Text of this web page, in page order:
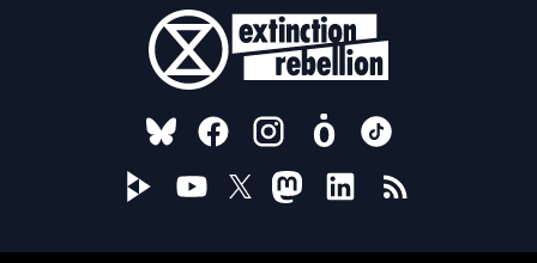
FOLLOW US ON